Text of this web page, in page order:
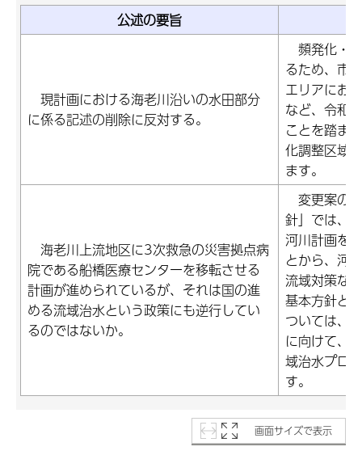
公述の要旨
現計画における海老川沿いの水田部分
に係る記述の削除に反対する。
頻発化・
るため、市
エリアにお
など、令和
ことを踏ま
化調整区域
ます。
海老川上流地区に3次救急の災害拠点病
院である船橋医療センターを移転させる
計画が進められているが、それは国の進
める流域治水という政策にも逆行してい
るのではないか。
変更案の
針」では、
河川計画を
とから、河
流域対策な
基本方針と
ついては、
に向けて、
域治水プロ
す。
画面サイズで表示